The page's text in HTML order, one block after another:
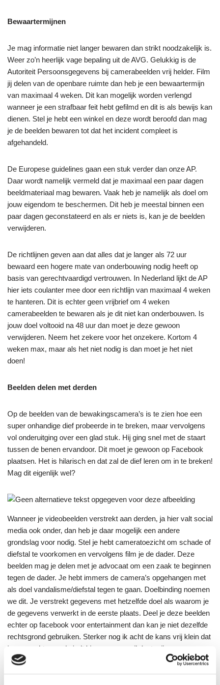
Bewaartermijnen
Je mag informatie niet langer bewaren dan strikt noodzakelijk is.
Weer zo’n heerlijk vage bepaling uit de AVG. Gelukkig is de
Autoriteit Persoonsgegevens bij camerabeelden vrij helder. Film
jij delen van de openbare ruimte dan heb je een bewaartermijn
van maximaal 4 weken. Dit kan mogelijk worden verlengd
wanneer je een strafbaar feit hebt gefilmd en dit is als bewijs kan
dienen. Stel je hebt een winkel en deze wordt beroofd dan mag
je de beelden bewaren tot dat het incident compleet is
afgehandeld.
De Europese guidelines gaan een stuk verder dan onze AP.
Daar wordt namelijk vermeld dat je maximaal een paar dagen
beeldmateriaal mag bewaren. Vaak heb je namelijk als doel om
jouw eigendom te beschermen. Dit heb je meestal binnen een
paar dagen geconstateerd en als er niets is, kan je de beelden
verwijderen.
De richtlijnen geven aan dat alles dat je langer als 72 uur
bewaard een hogere mate van onderbouwing nodig heeft op
basis van gerechtvaardigd vertrouwen. In Nederland lijkt de AP
hier iets coulanter mee door een richtlijn van maximaal 4 weken
te hanteren. Dit is echter geen vrijbrief om 4 weken
camerabeelden te bewaren als je dit niet kan onderbouwen. Is
jouw doel voltooid na 48 uur dan moet je deze gewoon
verwijderen. Neem het zekere voor het onzekere. Kortom 4
weken max, maar als het niet nodig is dan moet je het niet
doen!
Beelden delen met derden
Op de beelden van de bewakingscamera’s is te zien hoe een
super onhandige dief probeerde in te breken, maar vervolgens
vol onderuitging over een glad stuk. Hij ging snel met de staart
tussen de benen ervandoor. Dit moet je gewoon op Facebook
plaatsen. Het is hilarisch en dat zal de dief leren om in te breken!
Mag dit eigenlijk wel?
Wanneer je videobeelden verstrekt aan derden, ja hier valt social
media ook onder, dan heb je daar mogelijk een andere
grondslag voor nodig. Stel je hebt cameratoezicht om schade of
diefstal te voorkomen en vervolgens film je de dader. Deze
beelden mag je delen met je advocaat om een zaak te beginnen
tegen de dader. Je hebt immers de camera’s opgehangen met
als doel vandalisme/diefstal tegen te gaan. Doelbinding noemen
we dit. Je verstrekt gegevens met hetzelfde doel als waarom je
de gegevens verwerkt in de eerste plaats. Deel je deze beelden
echter op facebook voor entertainment dan kan je niet dezelfde
rechtsgrond gebruiken. Sterker nog ik acht de kans vrij klein dat
je een rechtsgrond vindt hiervoor, maar ik laat mij graag
overtuigen. Let dus goed op of je bij het delen van de beelden
nog hetzelfde doel hanteert. In mijn voorbeeld uit de inleiding kan